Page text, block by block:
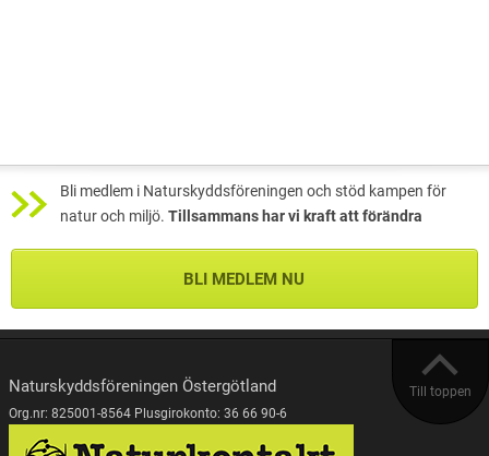
Bli medlem i Naturskyddsföreningen och stöd kampen för
natur och miljö. Tillsammans har vi kraft att förändra
BLI MEDLEM NU
Till toppen
Naturskyddsföreningen Östergötland
Org.nr: 825001-8564 Plusgirokonto: 36 66 90-6